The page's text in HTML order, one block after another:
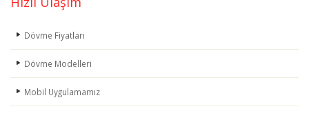
Dövme Fiyatları
Dövme Modelleri
Mobil Uygulamamız